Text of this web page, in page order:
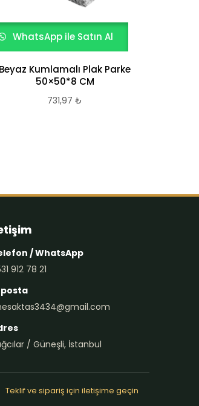
WhatsApp ile Satın Al
Beyaz Kumlamalı Plak Parke
50×50*8 CM
731,97 ₺
/ WhatsApp
912 78 21
/ Güneşli, İstanbul
Teklif ve sipariş için iletişime geçin